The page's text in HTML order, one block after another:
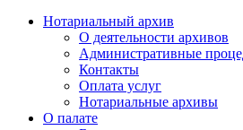
Нотариальный архив
О деятельности архивов
Административные
Контакты
Оплата услуг
Нотариальные архивы
О палате